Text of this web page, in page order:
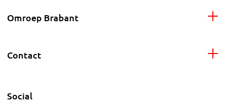
Omroep Brabant
Contact
Social